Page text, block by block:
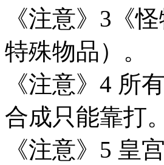
《注意》3《
特殊物品）。
《注意》4 所
合成只能靠打。
《注意》5 皇